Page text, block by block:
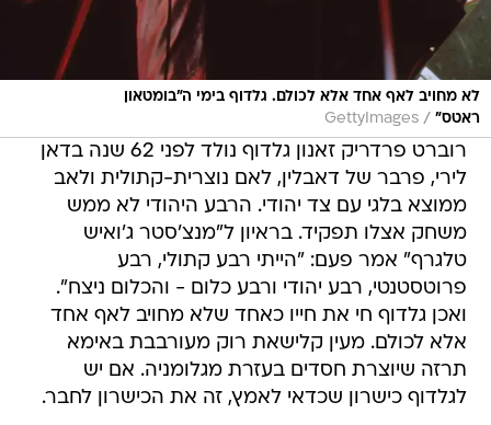
לא מחויב לאף אחד אלא לכולם. גלדוף בימי ה"בומטאון
ראטס" /
GettyImages
רוברט פרדריק זאנון גלדוף נולד לפני 62 שנה בדאן
לירי, פרבר של דאבלין, לאם נוצרית-קתולית ולאב
ממוצא בלגי עם צד יהודי. הרבע היהודי לא ממש
משחק אצלו תפקיד. בראיון ל"מנצ'סטר ג'ואיש
טלגרף" אמר פעם: "הייתי רבע קתולי, רבע
פרוטסטנטי, רבע יהודי ורבע כלום - והכלום ניצח".
ואכן גלדוף חי את חייו כאחד שלא מחויב לאף אחד
אלא לכולם. מעין קלישאת רוק מעורבבת באימא
תרזה שיוצרת חסדים בעזרת מגלומניה. אם יש
לגלדוף כישרון שכדאי לאמץ, זה את הכישרון לחבר.